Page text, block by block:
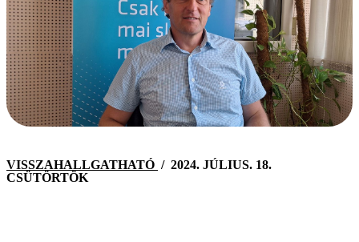
VISSZAHALLGATHATÓ / 2024. JÚLIUS. 18.
CSÜTÖRTÖK